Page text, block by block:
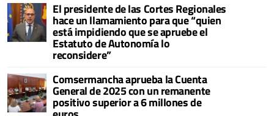
El presidente de las Cortes Regionales
hace un llamamiento para que “quien
está impidiendo que se apruebe el
Estatuto de Autonomía lo
reconsidere”
Comsermancha aprueba la Cuenta
General de 2025 con un remanente
positivo superior a 6 millones de